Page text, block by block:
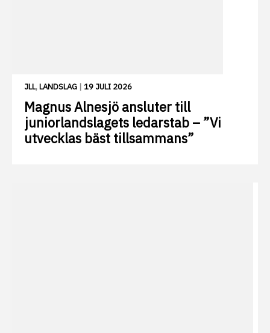
JLL,LANDSLAG | 19 JULI 2026
Magnus Alnesjö ansluter till
juniorlandslagets ledarstab – ”Vi
utvecklas bäst tillsammans”